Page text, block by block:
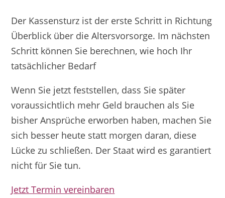
Der Kassensturz ist der erste Schritt in Richtung
Überblick über die Altersvorsorge. Im nächsten
Schritt können Sie berechnen, wie hoch Ihr
tatsächlicher Bedarf
Wenn Sie jetzt feststellen, dass Sie später
voraussichtlich mehr Geld brauchen als Sie
bisher Ansprüche erworben haben, machen Sie
sich besser heute statt morgen daran, diese
Lücke zu schließen. Der Staat wird es garantiert
nicht für Sie tun.
Jetzt Termin vereinbaren